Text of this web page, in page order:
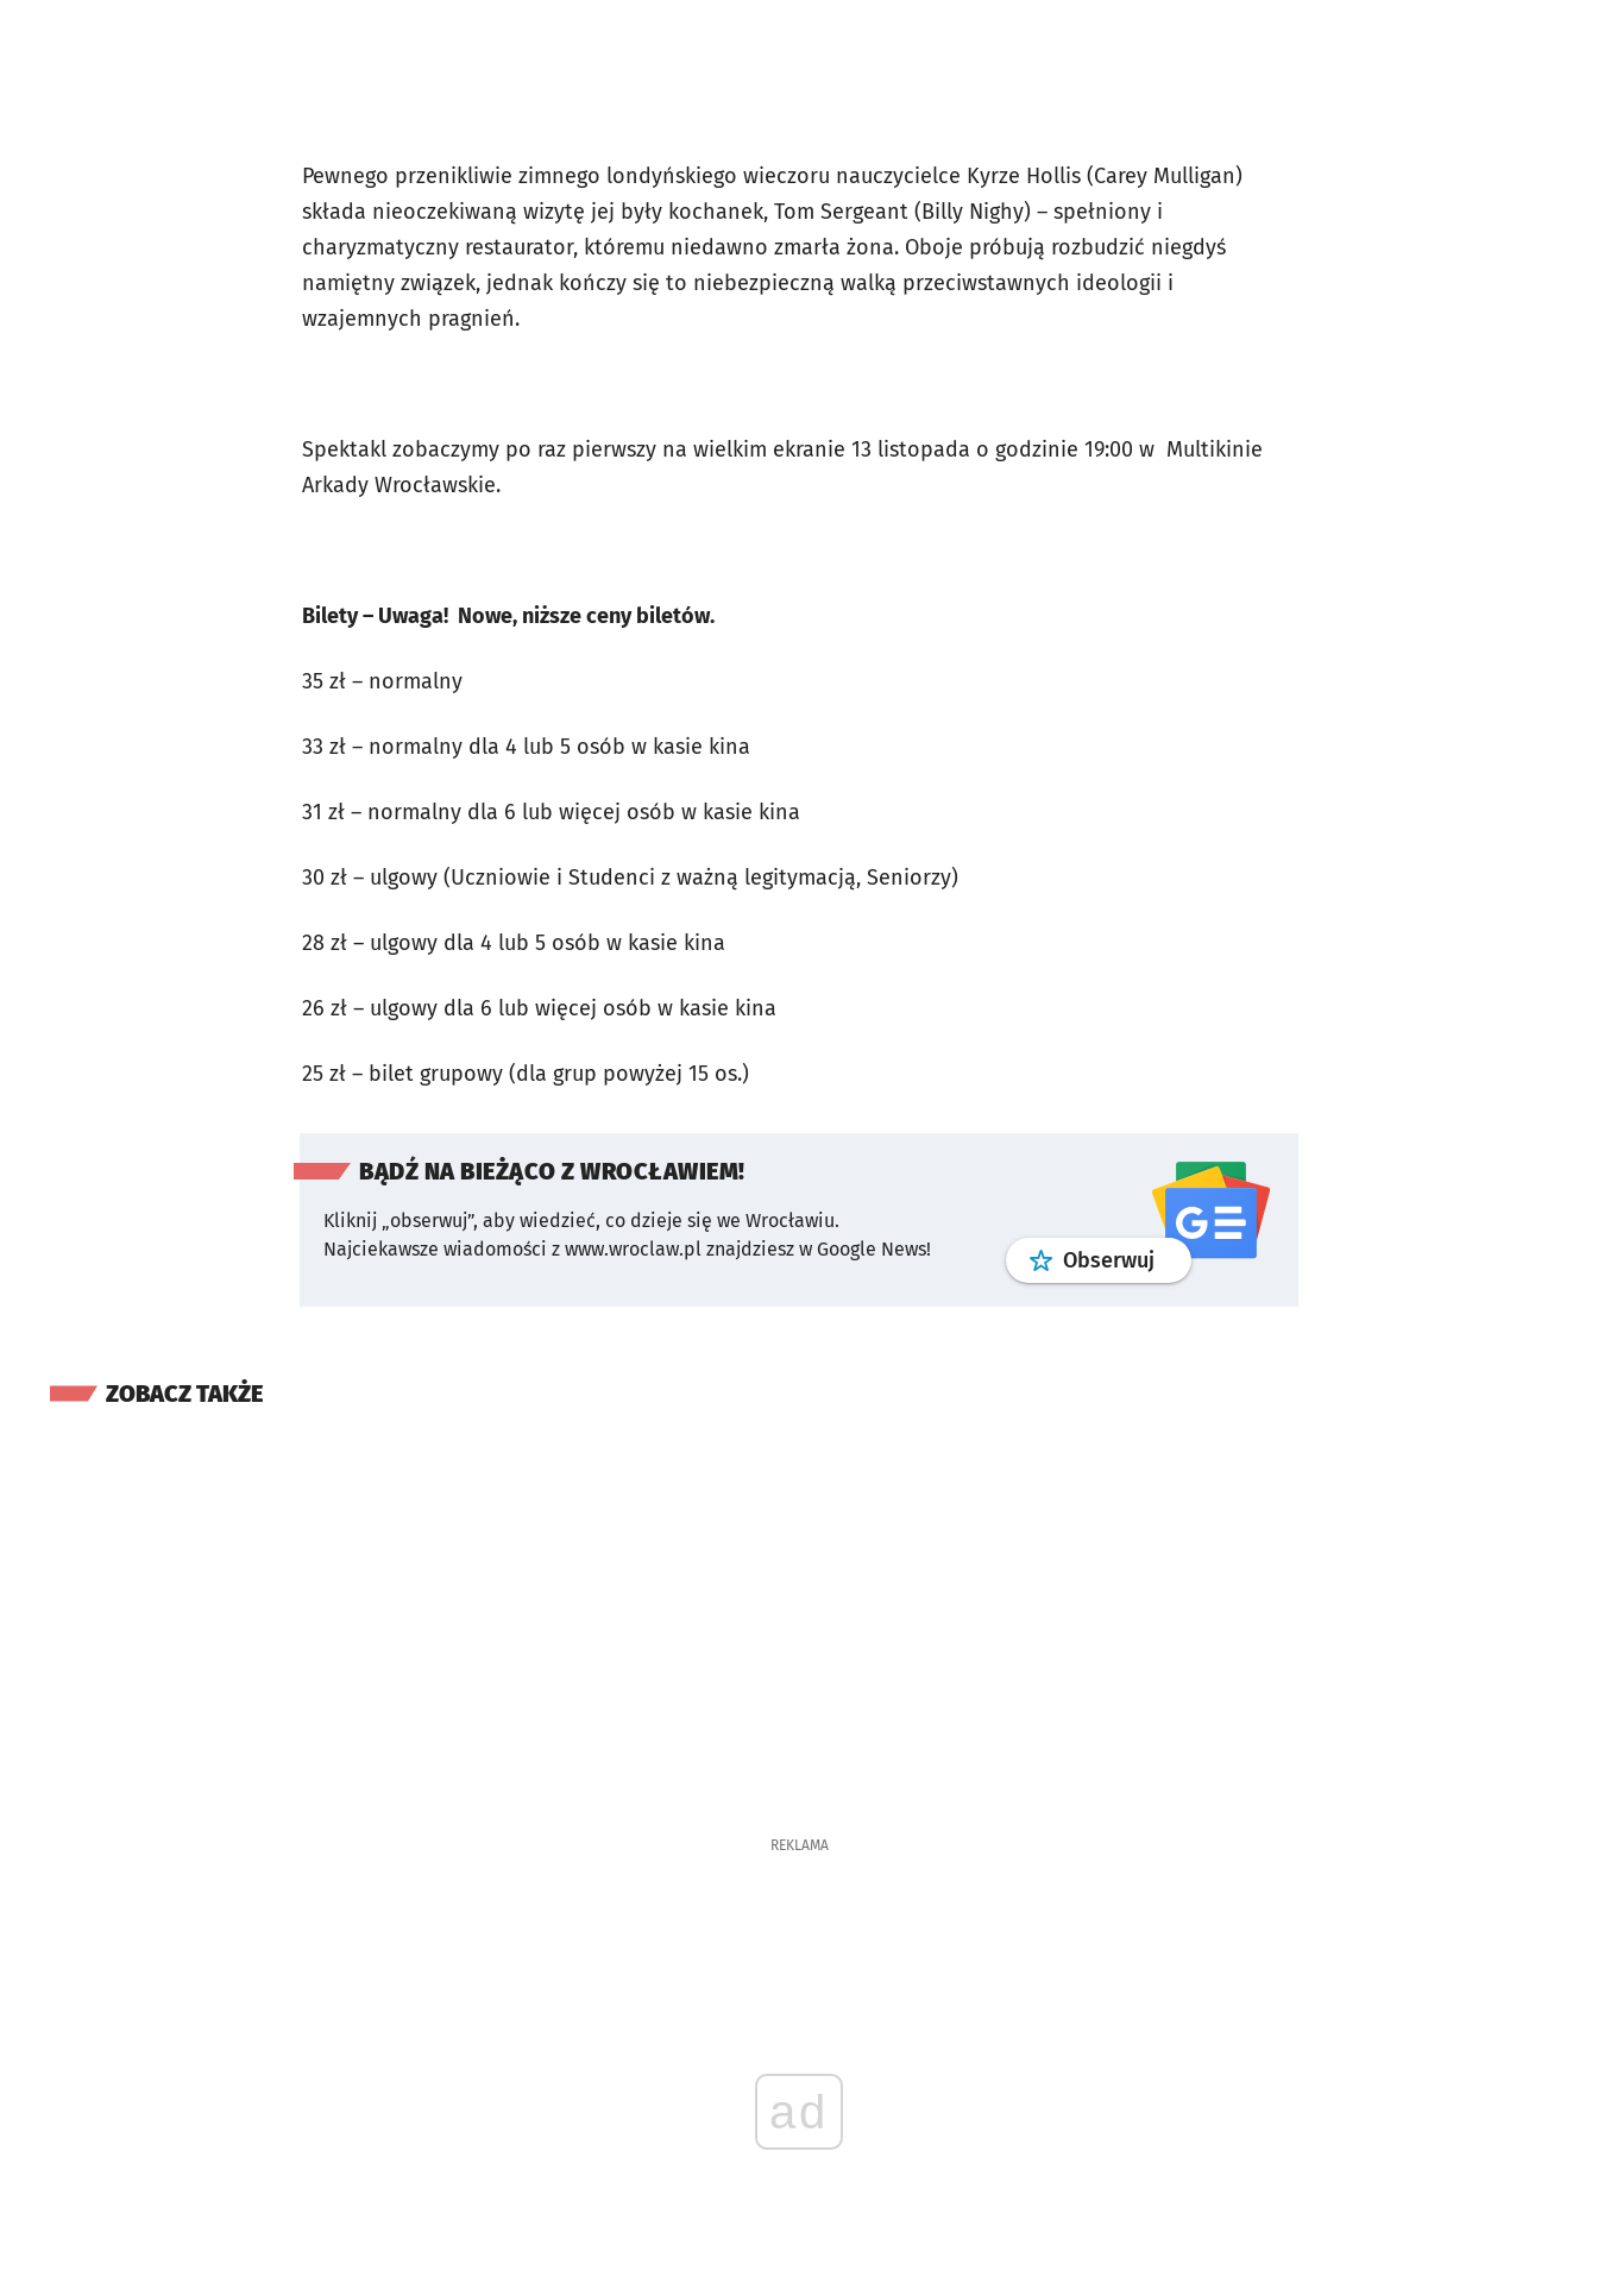
Pewnego przenikliwie zimnego londyńskiego wieczoru nauczycielce Kyrze Hollis (Carey Mulligan)
składa nieoczekiwaną wizytę jej były kochanek, Tom Sergeant (Billy Nighy) – spełniony i
charyzmatyczny restaurator, któremu niedawno zmarła żona. Oboje próbują rozbudzić niegdyś
namiętny związek, jednak kończy się to niebezpieczną walką przeciwstawnych ideologii i
wzajemnych pragnień.
Spektakl zobaczymy po raz pierwszy na wielkim ekranie 13 listopada o godzinie 19:00 w Multikinie
Arkady Wrocławskie.
Bilety – Uwaga! Nowe, niższe ceny biletów.
35 zł – normalny
33 zł – normalny dla 4 lub 5 osób w kasie kina
31 zł – normalny dla 6 lub więcej osób w kasie kina
30 zł – ulgowy (Uczniowie i Studenci z ważną legitymacją, Seniorzy)
28 zł – ulgowy dla 4 lub 5 osób w kasie kina
26 zł – ulgowy dla 6 lub więcej osób w kasie kina
25 zł – bilet grupowy (dla grup powyżej 15 os.)
BĄDŹ NA BIEŻĄCO Z WROCŁAWIEM!
Kliknij „obserwuj”, aby wiedzieć, co dzieje się we Wrocławiu.
Najciekawsze wiadomości z www.wroclaw.pl znajdziesz w Google News!
Obserwuj profilgoogle news
ZOBACZ TAKŻE
REKLAMA
ad